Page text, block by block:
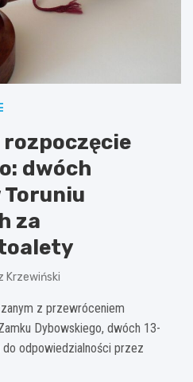
dwóch
za
Krzewiński
z przewróceniem
Dybowskiego, dwóch 13-
odpowiedzialności przez